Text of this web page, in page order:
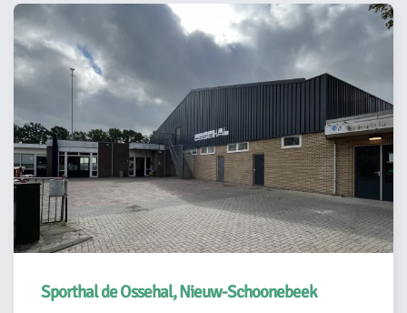
Sporthal de Ossehal, Nieuw-Schoonebeek